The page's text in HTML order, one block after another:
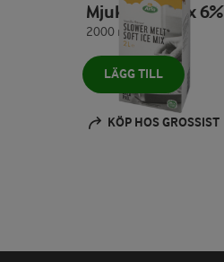
Mjukglassmix 6%
2000 ml
LÄGG TILL
KÖP HOS GROSSIST